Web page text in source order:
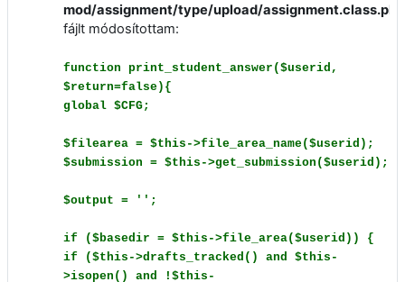
mod/assignment/type/upload/assignment.class.php
fájlt módosítottam:
function print_student_answer($userid,
$return=false){
global $CFG;
$filearea = $this->file_area_name($userid);
$submission = $this->get_submission($userid);
$output = '';
if ($basedir = $this->file_area($userid)) {
if ($this->drafts_tracked() and $this-
>isopen() and !$this-